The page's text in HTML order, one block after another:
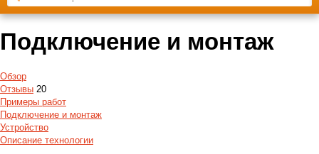
Подключение и монтаж
Обзор
Отзывы 20
Примеры работ
Подключение и монтаж
Устройство
Описание технологии